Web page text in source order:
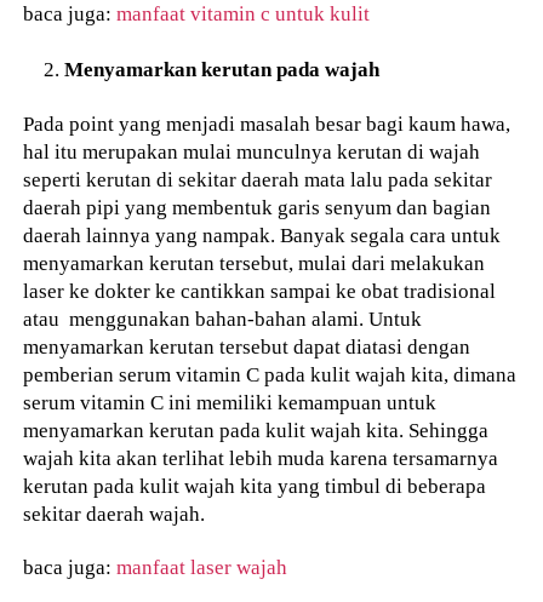
baca juga:manfaat vitamin c untuk kulit
Menyamarkan kerutan pada wajah
Pada point yang menjadi masalah besar bagi kaum hawa,
hal itu merupakan mulai munculnya kerutan di wajah
seperti kerutan di sekitar daerah mata lalu pada sekitar
daerah pipi yang membentuk garis senyum dan bagian
daerah lainnya yang nampak. Banyak segala cara untuk
menyamarkan kerutan tersebut, mulai dari melakukan
laser ke dokter ke cantikkan sampai ke obat tradisional
atau menggunakan bahan-bahan alami. Untuk
menyamarkan kerutan tersebut dapat diatasi dengan
pemberian serum vitamin C pada kulit wajah kita, dimana
serum vitamin C ini memiliki kemampuan untuk
menyamarkan kerutan pada kulit wajah kita. Sehingga
wajah kita akan terlihat lebih muda karena tersamarnya
kerutan pada kulit wajah kita yang timbul di beberapa
sekitar daerah wajah.
baca juga:manfaat laser wajah